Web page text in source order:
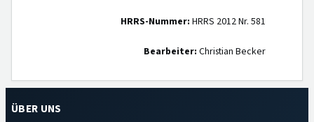
HRRS-Nummer: HRRS 2012 Nr. 581
Bearbeiter: Christian Becker
ÜBER UNS